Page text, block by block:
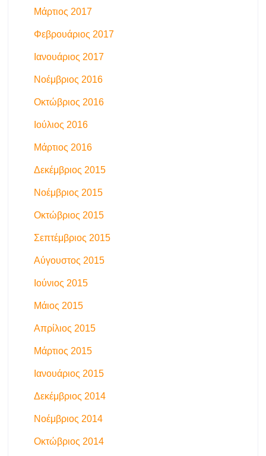
Μάρτιος 2017
Φεβρουάριος 2017
Ιανουάριος 2017
Νοέμβριος 2016
Οκτώβριος 2016
Ιούλιος 2016
Μάρτιος 2016
Δεκέμβριος 2015
Νοέμβριος 2015
Οκτώβριος 2015
Σεπτέμβριος 2015
Αύγουστος 2015
Ιούνιος 2015
Μάιος 2015
Απρίλιος 2015
Μάρτιος 2015
Ιανουάριος 2015
Δεκέμβριος 2014
Νοέμβριος 2014
Οκτώβριος 2014